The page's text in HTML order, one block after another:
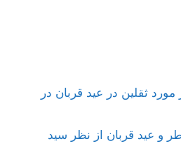
ثقلین در عید قربان در
و عید قربان از نظر سید